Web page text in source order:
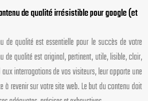
de qualité irrésistible pour google (et
de qualité est essentielle pour le succès de votre
de qualité est original, pertinent, utile, lisible, clair,
interrogations de vos visiteurs, leur apporte une
à revenir sur votre site web. Le but du contenu doit